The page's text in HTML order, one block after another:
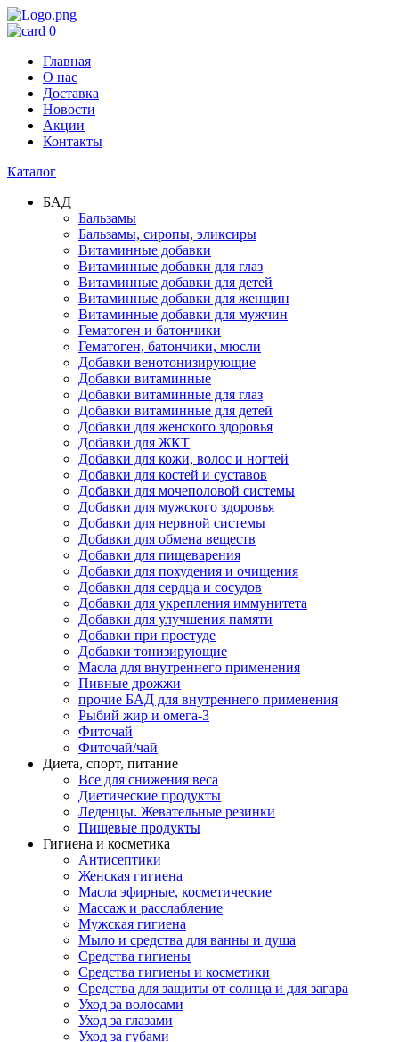
0
Главная
О нас
Доставка
Новости
Акции
Контакты
Каталог
БАД
Бальзамы
Бальзамы, сиропы, эликсиры
Витаминные добавки
Витаминные добавки для глаз
Витаминные добавки для детей
Витаминные добавки для женщин
Витаминные добавки для мужчин
Гематоген и батончики
Гематоген, батончики, мюсли
Добавки венотонизирующие
Добавки витаминные
Добавки витаминные для глаз
Добавки витаминные для детей
Добавки для женского здоровья
Добавки для ЖКТ
Добавки для кожи, волос и ногтей
Добавки для костей и суставов
Добавки для мочеполовой системы
Добавки для мужского здоровья
Добавки для нервной системы
Добавки для обмена веществ
Добавки для пищеварения
Добавки для похудения и очищения
Добавки для сердца и сосудов
Добавки для укрепления иммунитета
Добавки для улучшения памяти
Добавки при простуде
Добавки тонизирующие
Масла для внутреннего применения
Пивные дрожжи
прочие БАД для внутреннего применения
Рыбий жир и омега-3
Фиточай
Фиточай/чай
Диета, спорт, питание
Все для снижения веса
Диетические продукты
Леденцы. Жевательные резинки
Пищевые продукты
Гигиена и косметика
Антисептики
Женская гигиена
Масла эфирные, косметические
Массаж и расслабление
Мужская гигиена
Мыло и средства для ванны и душа
Средства гигиены
Средства гигиены и косметики
Средства для защиты от солнца и для загара
Уход за волосами
Уход за глазами
Уход за губами